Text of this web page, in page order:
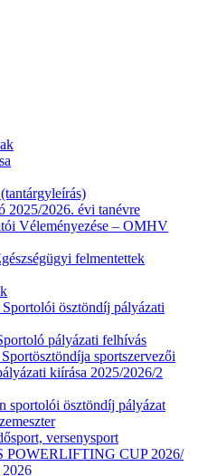
2025/2026. évi tanévre
Véleményezése – OMHV
felmentettek
ösztöndíj pályázati
pályázati felhívás
sportszervezői
kiírása 2025/2026/2
sportolói ösztöndíj pályázat
versenysport
POWERLIFTING CUP 2026/